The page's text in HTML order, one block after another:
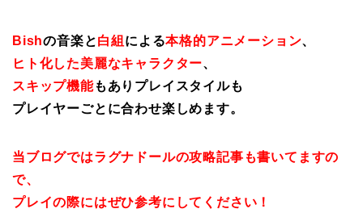
Bishの音楽と白組 による本格的アニメーション、
ヒト化した美麗なキャラクター、
スキップ機能もありプレイスタイルも
プレイヤーごとに合わせ楽しめます。
当ブログではラグナドールの攻略記事も書いてますの
で、
プレイの際にはぜひ参考にしてください！